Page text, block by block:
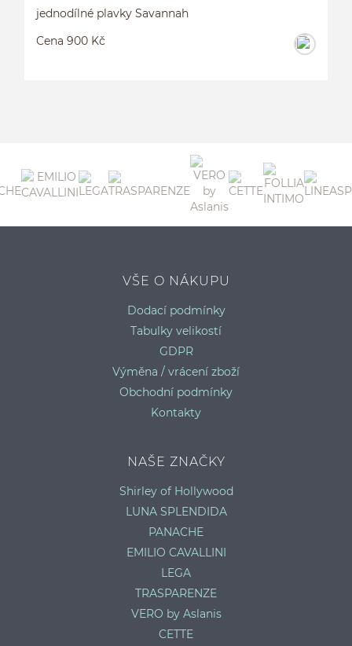
jednodílné plavky Savannah
Cena 900 Kč
VŠE O NÁKUPU
Dodací podmínky
Tabulky velikostí
GDPR
Výměna / vrácení zboží
Obchodní podmínky
Kontakty
NAŠE ZNAČKY
Shirley of Hollywood
LUNA SPLENDIDA
PANACHE
EMILIO CAVALLINI
LEGA
TRASPARENZE
VERO by Aslanis
CETTE